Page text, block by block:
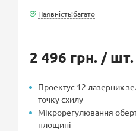
Наявність:багато
2 496 грн. / шт.
Проектує 12 лазерних
точку схилу
Мікрорегулювання
площині